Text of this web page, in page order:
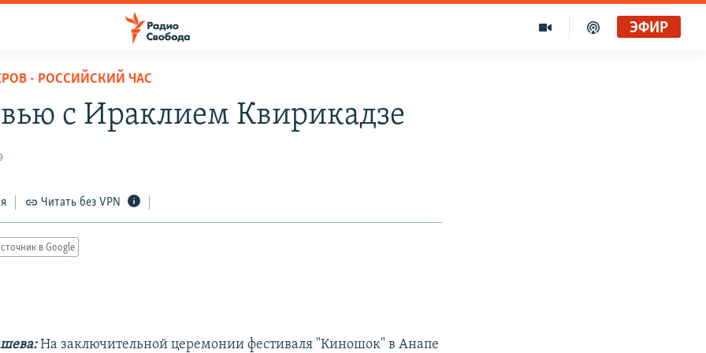
ЭФИР
- РОССИЙСКИЙ ЧАС
с Ираклием Квирикадзе
Читать без VPN
в Google
На заключительной церемонии фестиваля "Киношок" в Анапе